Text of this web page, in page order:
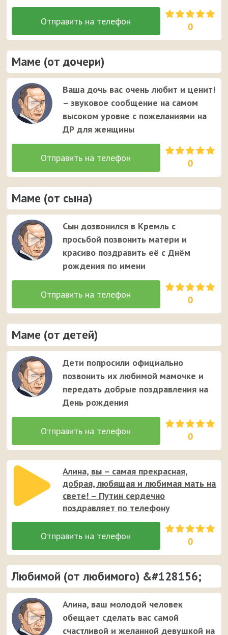
0
Маме (от дочери)
Ваша дочь вас очень любит и ценит!
– звуковое сообщение на самом
высоком уровне с пожеланиями на
ДР для женщины
0
Маме (от сына)
Сын дозвонился в Кремль с
просьбой позвонить матери и
красиво поздравить её с Днём
рождения по имени
0
Маме (от детей)
Дети попросили официально
позвонить их любимой мамочке и
передать добрые поздравления на
День рождения
0
Алина, вы – самая прекрасная,
добрая, любящая и любимая мать на
свете! – Путин сердечно
поздравляет по телефону
0
Любимой (от любимого) &#128156;
Алина, ваш молодой человек
обещает сделать вас самой
счастливой и желанной девушкой на